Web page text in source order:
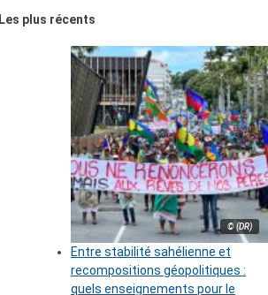
Les plus récents
© (DR)
Entre stabilité sahélienne et
recompositions géopolitiques :
quels enseignements pour le